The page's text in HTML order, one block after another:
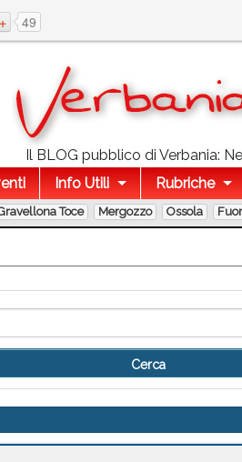
49
Il BLOG pubblico di Verbania:
Info Utili Rubriche
Toce Mergozzo Ossola